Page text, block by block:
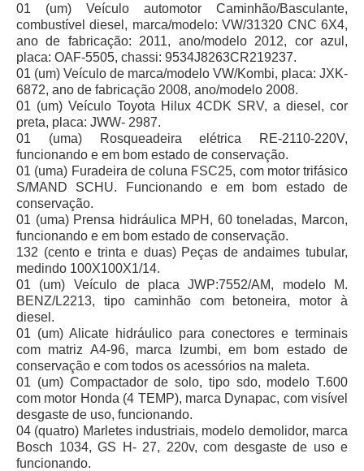
Atermação On-line - Interior de Roraima
Atermação On-line - Interior do Amazonas
Agendamento de Reclamação Verbal
Glossário
Consulta de Pautas
Atas de Sessões do Pleno
Audiências e Sessões
Calendário das Sessões da 1ª Turma 2026
Calendário de Sessões da 2ª Turma - 2026
Calendário das Sessões da 3ª Turma 2026
Calendário das Sessões do Pleno e Especializadas 2026
Carta de Serviços ao Cidadão
Cartilhas
Cadastro de Peritos, Tradutores e Intérpretes
Calendários
Calendário Geral
Calendário de Eventos
Calendário de Eventos passados
01 (um) Veículo automotor Caminhão/Basculante,
combustível diesel, marca/modelo: VW/31320 CNC 6X4,
ano de fabricação: 2011, ano/modelo 2012, cor azul,
placa: OAF-5505, chassi: 9534J8263CR219237.
01 (um) Veículo de marca/modelo VW/Kombi, placa: JXK-
6872, ano de fabricação 2008, ano/modelo 2008.
01 (um) Veículo Toyota Hilux 4CDK SRV, a diesel, cor
preta, placa: JWW- 2987.
01 (uma) Rosqueadeira elétrica RE-2110-220V,
funcionando e em bom estado de conservação.
01 (uma) Furadeira de coluna FSC25, com motor trifásico
S/MAND SCHU. Funcionando e em bom estado de
conservação.
01 (uma) Prensa hidráulica MPH, 60 toneladas, Marcon,
funcionando e em bom estado de conservação.
132 (cento e trinta e duas) Peças de andaimes tubular,
medindo 100X100X1/14.
01 (um) Veículo de placa JWP:7552/AM, modelo M.
BENZ/L2213, tipo caminhão com betoneira, motor à
diesel.
01 (um) Alicate hidráulico para conectores e terminais
com matriz A4-96, marca Izumbi, em bom estado de
conservação e com todos os acessórios na maleta.
01 (um) Compactador de solo, tipo sdo, modelo T.600
com motor Honda (4 TEMP), marca Dynapac, com visível
desgaste de uso, funcionando.
04 (quatro) Marletes industriais, modelo demolidor, marca
Bosch 1034, GS H- 27, 220v, com desgaste de uso e
funcionando.